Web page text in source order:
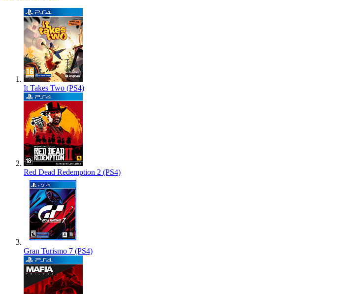
It Takes Two (PS4)
Red Dead Redemption 2 (PS4)
Gran Turismo 7 (PS4)